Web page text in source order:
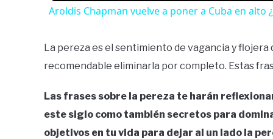
Aroldis Chapman vuelve a poner a Cuba en
La pereza es el sentimiento de vagancia y flojera
recomendable eliminarla por completo. Estas
Las frases sobre la pereza te harán
este siglo como también secretos para
objetivos en tu vida para dejar al un lado la